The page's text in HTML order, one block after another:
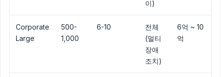
이)
Corporate
Large
500-
1,000
6-10
전체
(멀티
장애
조치)
6억 ~ 10
억